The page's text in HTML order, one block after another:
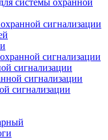
системы охранной
сигнализации
сигнализации
сигнализации
сигнализации
сигнализации